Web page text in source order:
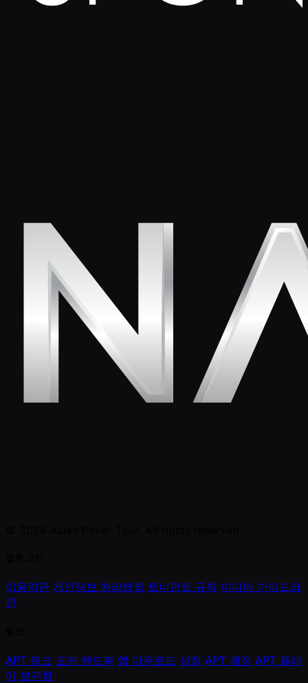
이용약관 개인정보 처리방침 토너먼트 규칙 미디어 가이드라
인
APT 링크 포커 핸드북 앱 다운로드 상점 APT 계정 APT 플레
이 보관함